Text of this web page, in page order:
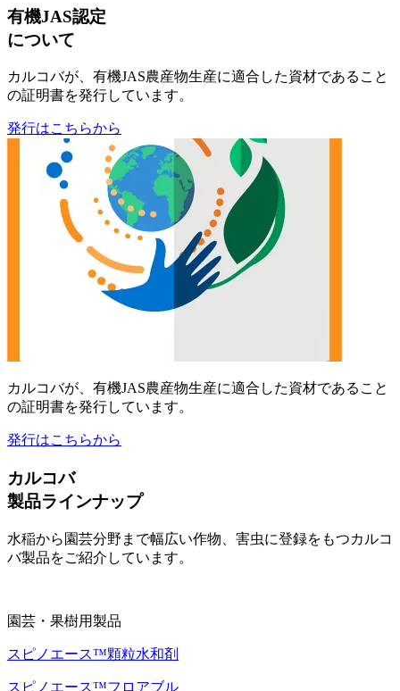
有機JAS認定
について
カルコバが、有機JAS農産物生産に適合した資材であること
の証明書を発行しています。
発行はこちらから
カルコバが、有機JAS農産物生産に適合した資材であること
の証明書を発行しています。
発行はこちらから
カルコバ
製品ラインナップ
水稲から園芸分野まで幅広い作物、害虫に登録をもつカルコ
バ製品をご紹介しています。
園芸・果樹用製品
スピノエース™顆粒水和剤
スピノエース™フロアブル